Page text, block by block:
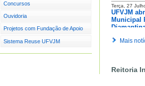
Terça, 27
UFVJM
Municipal
Terça, 27
Segunda, 26
Liga
Mais
Reitoria
Concursos
Ouvidoria
Projetos com Fundação de Apoio
Sistema Reuse UFVJM